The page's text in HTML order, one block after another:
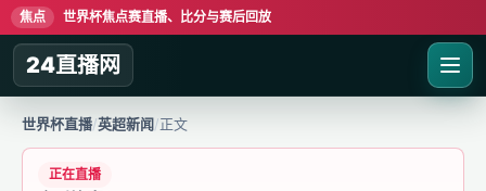
焦点 世界杯焦点赛直播、比分与赛后回放
24直播网
世界杯直播/英超新闻/正文
正在直播